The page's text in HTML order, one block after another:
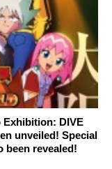
Exhibition: DIVE
unveiled! Special
been revealed!